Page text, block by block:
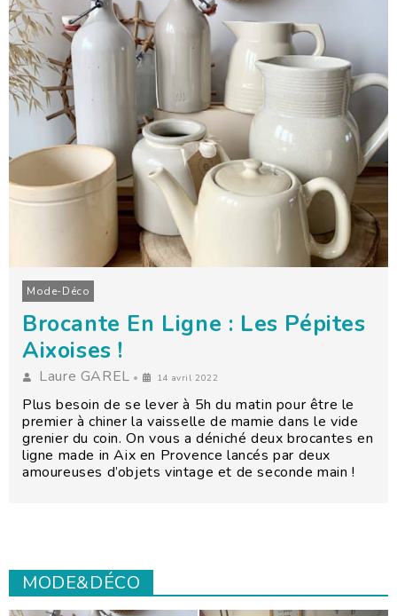
Mode-Déco
Brocante En Ligne : Les Pépites
Aixoises !
Laure GAREL • 14 avril 2022
Plus besoin de se lever à 5h du matin pour être le
premier à chiner la vaisselle de mamie dans le vide
grenier du coin. On vous a déniché deux brocantes en
ligne made in Aix en Provence lancés par deux
amoureuses d’objets vintage et de seconde main !
MODE&DÉCO